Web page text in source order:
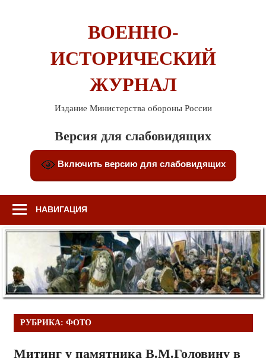
ВОЕННО-
ИСТОРИЧЕСКИЙ
ЖУРНАЛ
Издание Министерства обороны России
Версия для слабовидящих
Включить версию для слабовидящих
НАВИГАЦИЯ
РУБРИКА: ФОТО
Митинг у памятника В.М.Головину в